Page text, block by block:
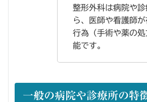
整形外科は病院や
ら、医師や看護師
行為（手術や薬の
能です。
一般の病院や診療所の特